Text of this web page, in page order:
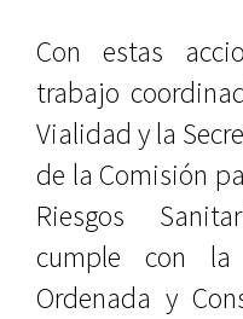
Con estas
trabajo
Vialidad y la
de la Comisión
Riesgos
cumple con
Ordenada y